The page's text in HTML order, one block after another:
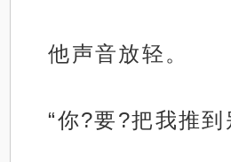
他声音放轻。
“你?要?把我推到